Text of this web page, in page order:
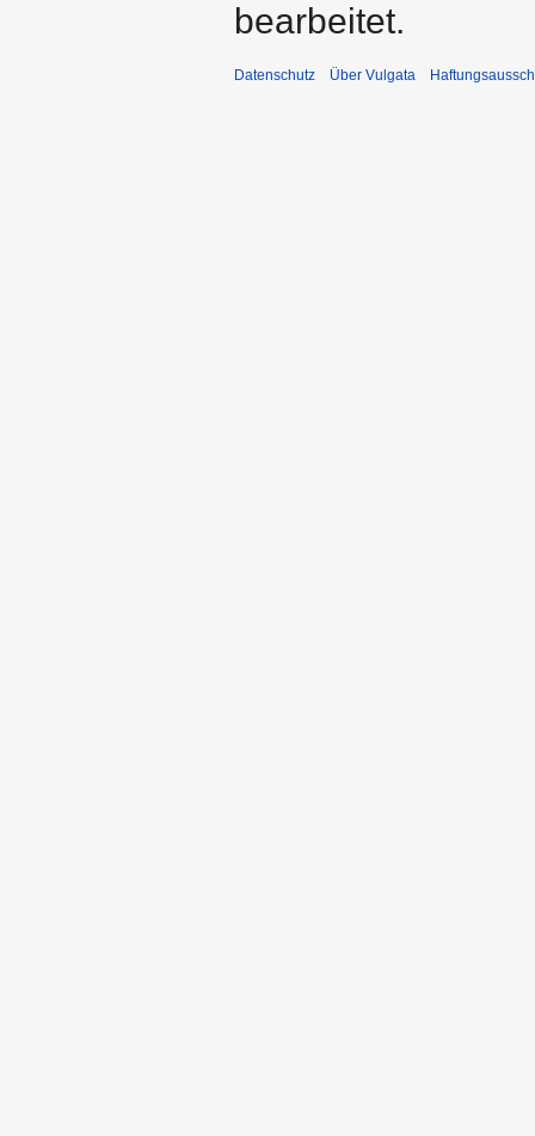
bearbeitet.
Datenschutz Über Vulgata